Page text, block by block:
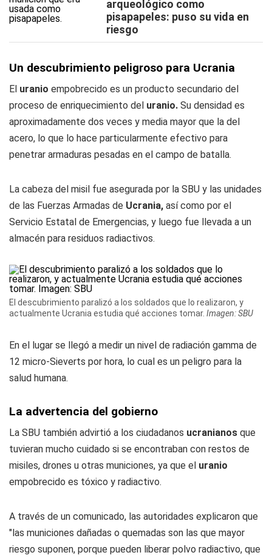
arqueológico como
pisapapeles: puso su vida en
riesgo
Un descubrimiento peligroso para Ucrania
El uranio empobrecido es un producto secundario del
proceso de enriquecimiento del uranio. Su densidad es
aproximadamente dos veces y media mayor que la del
acero, lo que lo hace particularmente efectivo para
penetrar armaduras pesadas en el campo de batalla.
La cabeza del misil fue asegurada por la SBU y las unidades
de las Fuerzas Armadas de Ucrania, así como por el
Servicio Estatal de Emergencias, y luego fue llevada a un
almacén para residuos radiactivos.
El descubrimiento paralizó a los soldados que lo realizaron, y
actualmente Ucrania estudia qué acciones tomar. Imagen: SBU
En el lugar se llegó a medir un nivel de radiación gamma de
12 micro-Sieverts por hora, lo cual es un peligro para la
salud humana.
La advertencia del gobierno
La SBU también advirtió a los ciudadanos ucranianos que
tuvieran mucho cuidado si se encontraban con restos de
misiles, drones u otras municiones, ya que el uranio
empobrecido es tóxico y radiactivo.
A través de un comunicado, las autoridades explicaron que
"las municiones dañadas o quemadas son las que mayor
riesgo suponen, porque pueden liberar polvo radiactivo, que